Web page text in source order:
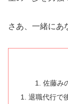
さあ、一緒にあ
佐藤み
退職代行で